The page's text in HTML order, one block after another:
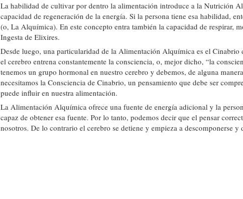
La habilidad de cultivar por dentro la alimentación introduce a la Nutrición
capacidad de regeneración de la energía. Si la persona tiene esa habilidad,
(o, La Alquímica). En este concepto entra también la capacidad de respirar,
Ingesta de Elixires.
Desde luego, una particularidad de la Alimentación Alquímica es el Cinabrio
el cerebro entrena constantemente la consciencia, o, mejor dicho, “la
tenemos un grupo hormonal en nuestro cerebro y debemos, de alguna
necesitamos la Consciencia de Cinabrio, un pensamiento que debe ser
puede influir en nuestra alimentación.
La Alimentación Alquímica ofrece una fuente de energía adicional y la
capaz de obtener esa fuente. Por lo tanto, podemos decir que el pensar
nosotros. De lo contrario el cerebro se detiene y empieza a descomponerse y